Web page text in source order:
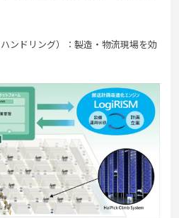
ンドリング）：製造・物流現場を効